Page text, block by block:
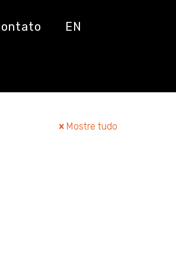
EN
Mostre tudo